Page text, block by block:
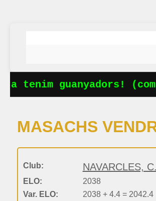
tenim guanyadors!
MASACHS
Club: NAVARCLES,
ELO:
2038
Var. ELO:
2038 + 4.4 = 2042.4